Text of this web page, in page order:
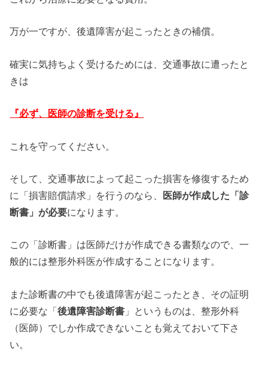
万が一ですが、後遺障害が起こったときの補償。
確実に気持ちよく受けるためには、交通事故に遭ったと
きは
『必ず、医師の診断を受ける』
これを守ってください。
そして、交通事故によって起こった損害を修復するため
に「損害賠償請求」を行うのなら、 医師が作成した「診
断書」が必要になります。
この「診断書」は医師だけが作成できる書類なので、一
般的には整形外科医が作成することになります。
また診断書の中でも後遺障害が起こったとき、その証明
に必要な「後遺障害診断書 」というものは、整形外科
（医師）でしか作成できないことも覚えておいて下さ
い。